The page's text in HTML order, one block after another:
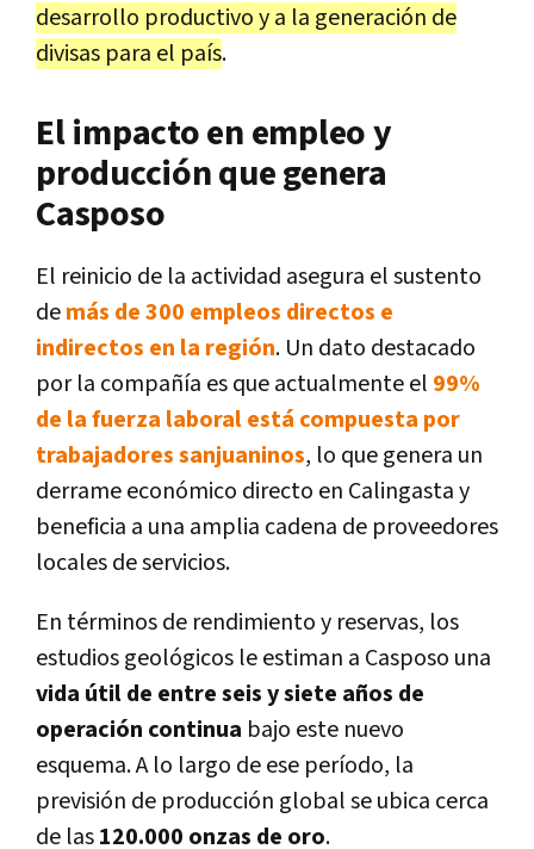
desarrollo productivo y a la generación de
divisas para el país.
El impacto en empleo y
producción que genera
Casposo
El reinicio de la actividad asegura el sustento
demás de 300 empleos directos e
indirectos en la región. Un dato destacado
por la compañía es que actualmente el 99%
de la fuerza laboral está compuesta por
trabajadores sanjuaninos, lo que genera un
derrame económico directo en Calingasta y
beneficia a una amplia cadena de proveedores
locales de servicios.
En términos de rendimiento y reservas, los
estudios geológicos le estiman a Casposo una
vida útil de entre seis y siete años de
operación continua bajo este nuevo
esquema. A lo largo de ese período, la
previsión de producción global se ubica cerca
de las120.000 onzas de oro.